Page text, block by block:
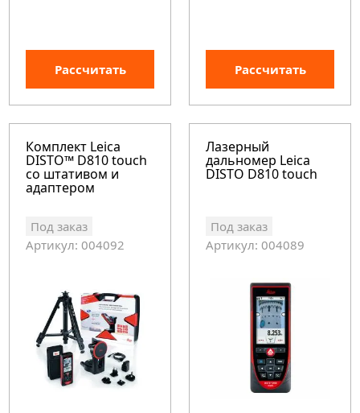
Рассчитать Рассчитать
Комплект Leica
DISTO™ D810 touch
со штативом и
адаптером
Под заказ
Артикул: 004092
Лазерный
дальномер Leica
DISTO D810 touch
Под заказ
Артикул: 004089